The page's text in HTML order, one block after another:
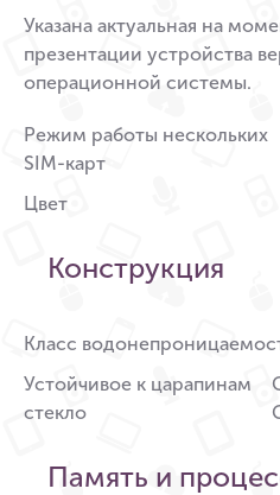
Указана актуальная на
презентации устройства
операционной системы.
Режим работы нескольких
SIM-карт
Цвет
Конструкция
Класс
Устойчивое к царапинам
стекло
Память и